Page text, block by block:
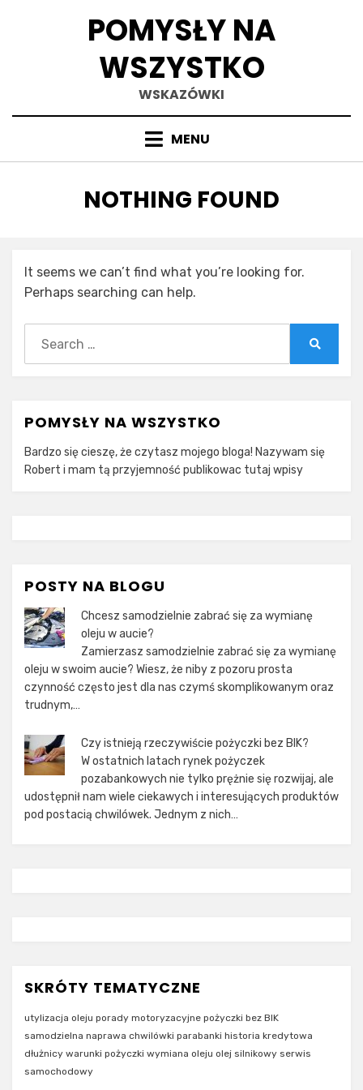
POMYSŁY NA
WSZYSTKO
WSKAZÓWKI
MENU
NOTHING FOUND
It seems we can’t find what you’re looking for.
Perhaps searching can help.
for:
POMYSŁY NA WSZYSTKO
Bardzo się cieszę, że czytasz mojego bloga! Nazywam się
Robert i mam tą przyjemność publikowac tutaj wpisy
POSTY NA BLOGU
Chcesz samodzielnie zabrać się za wymianę
oleju w aucie?
Zamierzasz samodzielnie zabrać się za wymianę
oleju w swoim aucie? Wiesz, że niby z pozoru prosta
czynność często jest dla nas czymś skomplikowanym oraz
trudnym,…
Czy istnieją rzeczywiście pożyczki bez BIK?
W ostatnich latach rynek pożyczek
pozabankowych nie tylko prężnie się rozwijaj, ale
udostępnił nam wiele ciekawych i interesujących produktów
pod postacią chwilówek. Jednym z nich…
SKRÓTY TEMATYCZNE
utylizacja oleju porady motoryzacyjne pożyczki bez BIK
samodzielna naprawa chwilówki parabanki historia kredytowa
dłużnicy warunki pożyczki wymiana oleju olej silnikowy serwis
samochodowy